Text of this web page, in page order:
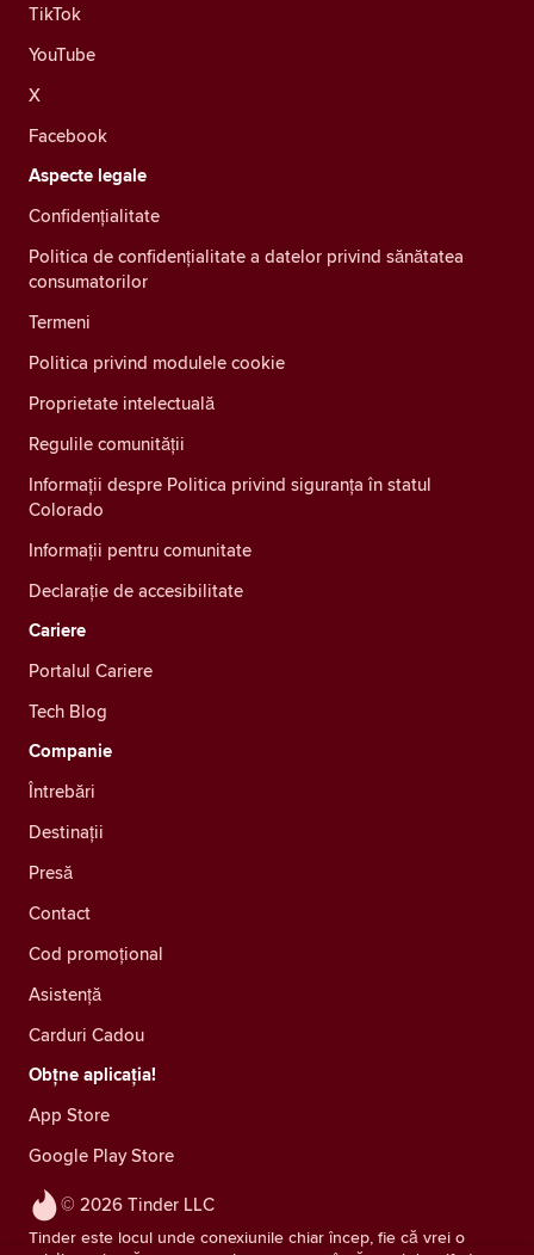
© 2026 Tinder LLC
Tinder este locul unde conexiunile chiar încep, fie că vrei o
TikTok
YouTube
X
Facebook
Aspecte legale
Confidenţialitate
Politica de confidențialitate a datelor privind sănătatea
consumatorilor
Termeni
Politica privind modulele cookie
Proprietate intelectuală
Regulile comunității
Informații despre Politica privind siguranța în statul
Colorado
Informații pentru comunitate
Declarație de accesibilitate
Cariere
Portalul Cariere
Tech Blog
Companie
Întrebări
Destinații
Presă
Contact
Cod promoțional
Asistență
Carduri Cadou
Obțne aplicația!
App Store
Google Play Store